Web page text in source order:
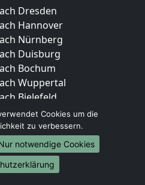
Dresden
Hannover
Nürnberg
Duisburg
Bochum
Wuppertal
Bielefeld
Bonn
Münster
Brasilien
Cookies um die
zu verbessern.
notwendige Cookies